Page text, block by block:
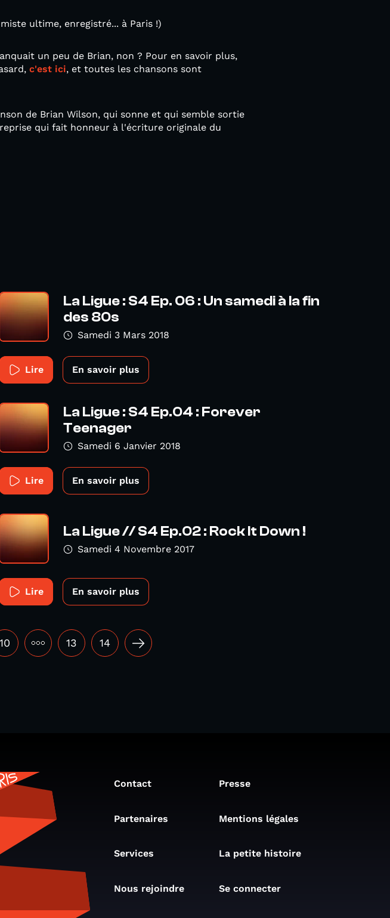
ultime, enregistré... à Paris !)
un peu de Brian, non ? Pour en savoir plus,
c'est ici, et toutes les chansons sont
de Brian Wilson, qui sonne et qui semble sortie
qui fait honneur à l'écriture originale du
La Ligue : S4 Ep. 06 : Un samedi à la fin
des 80s
Samedi 3 Mars 2018
Lire En savoir plus
La Ligue : S4 Ep.04 : Forever
Teenager
Samedi 6 Janvier 2018
Lire En savoir plus
La Ligue // S4 Ep.02 : Rock It Down !
Samedi 4 Novembre 2017
Lire En savoir plus
10 ••• 13 14
Contact Presse
Partenaires Mentions légales
Services La petite histoire
Nous rejoindre Se connecter